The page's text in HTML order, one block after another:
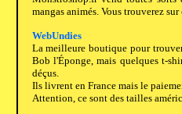
mangas animés. Vous trouverez
WebUndies
La meilleure boutique pour
Bob l'Éponge, mais quelques t-
déçus.
Ils livrent en France mais le
Attention, ce sont des tailles